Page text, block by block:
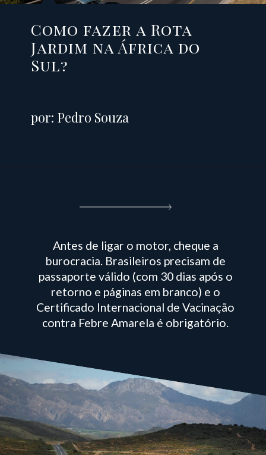
Como fazer a Rota
Jardim na África do
Sul?
por: Pedro Souza
Antes de ligar o motor, cheque a
burocracia. Brasileiros precisam de
passaporte válido (com 30 dias após o
retorno e páginas em branco) e o
Certificado Internacional de Vacinação
contra Febre Amarela é obrigatório.